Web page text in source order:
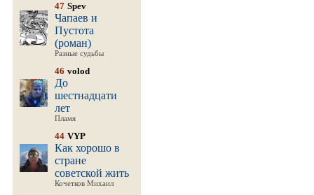
47 Spev
Чапаев и
Пустота
(роман)
Разные судьбы
46 volod
До
шестнадцати
лет
Пламя
44 VYP
Как хорошо в
стране
советской жить
Кочетков Михаил